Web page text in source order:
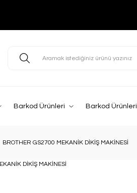
Barkod Ürünleri Barkod Ürünleri
BROTHER GS2700 MEKANİK DİKİŞ MAKİNESİ